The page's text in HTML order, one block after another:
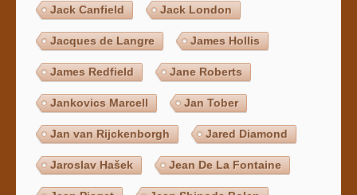
Jack Canfield Jack London
Jacques de Langre James Hollis
James Redfield Jane Roberts
Jankovics Marcell Jan Tober
Jan van Rijckenborgh Jared Diamond
Jaroslav Hašek Jean De La Fontaine